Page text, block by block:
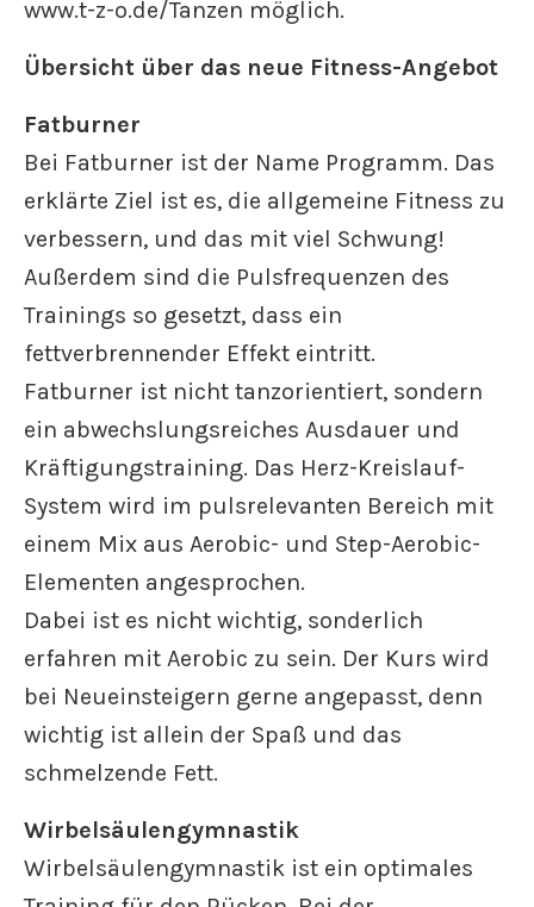
www.t-z-o.de/Tanzen möglich.
Übersicht über das neue Fitness-Angebot
Fatburner
Bei Fatburner ist der Name Programm. Das
erklärte Ziel ist es, die allgemeine Fitness zu
verbessern, und das mit viel Schwung!
Außerdem sind die Pulsfrequenzen des
Trainings so gesetzt, dass ein
fettverbrennender Effekt eintritt.
Fatburner ist nicht tanzorientiert, sondern
ein abwechslungsreiches Ausdauer und
Kräftigungstraining. Das Herz-Kreislauf-
System wird im pulsrelevanten Bereich mit
einem Mix aus Aerobic- und Step-Aerobic-
Elementen angesprochen.
Dabei ist es nicht wichtig, sonderlich
erfahren mit Aerobic zu sein. Der Kurs wird
bei Neueinsteigern gerne angepasst, denn
wichtig ist allein der Spaß und das
schmelzende Fett.
Wirbelsäulengymnastik
Wirbelsäulengymnastik ist ein optimales